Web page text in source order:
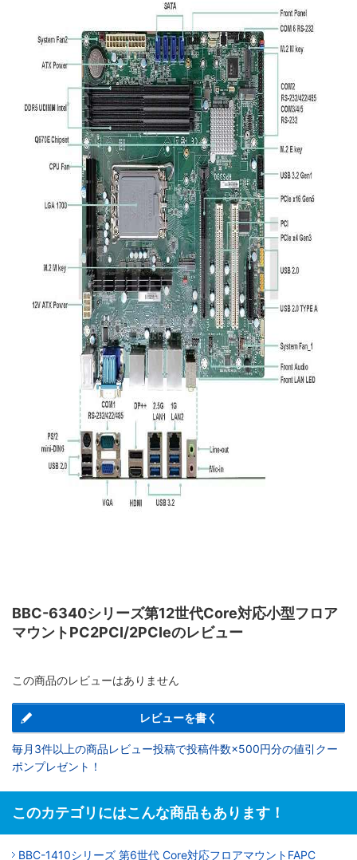
BBC-6340シリーズ第12世代Core対応小型フロア
マウントPC2PCI/2PCIeのレビュー
この商品のレビューはありません
レビューを書く
毎月3件以上の商品レビュー投稿で投稿件数×500円分の値引クー
ポンプレゼント！
このカテゴリにはこんな商品もあります！
BBC-1410シリーズ 第6世代 Core対応フロアマウントFAPC